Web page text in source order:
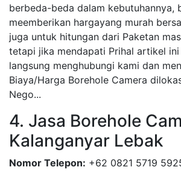
berbeda-beda dalam kebutuhannya,
meemberikan hargayang murah
juga untuk hitungan dari Paketan
tetapi jika mendapati Prihal artikel ini
langsung menghubungi kami dan
Biaya/Harga Borehole Camera
Nego...
4. Jasa Borehole
Kalanganyar Lebak
Nomor Telepon: +62 0821 5719